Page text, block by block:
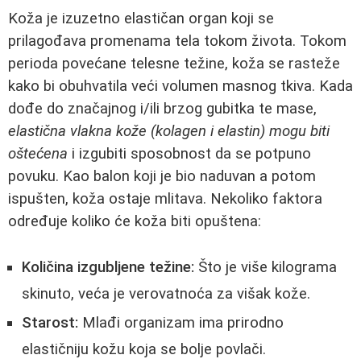
Koža je izuzetno elastičan organ koji se
prilagođava promenama tela tokom života. Tokom
perioda povećane telesne težine, koža se rasteže
kako bi obuhvatila veći volumen masnog tkiva. Kada
dođe do značajnog i/ili brzog gubitka te mase,
elastična vlakna kože (kolagen i elastin) mogu biti
oštećena i izgubiti sposobnost da se potpuno
povuku. Kao balon koji je bio naduvan a potom
ispušten, koža ostaje mlitava. Nekoliko faktora
određuje koliko će koža biti opuštena:
Količina izgubljene težine: Što je više kilograma
skinuto, veća je verovatnoća za višak kože.
Starost: Mlađi organizam ima prirodno
elastičniju kožu koja se bolje povlači.